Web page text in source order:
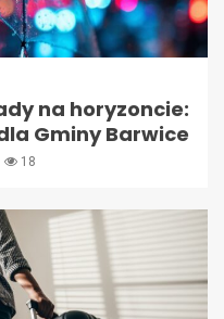
na horyzoncie:
Gminy Barwice
18